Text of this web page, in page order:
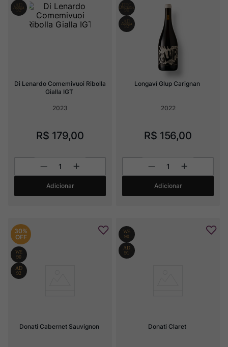
Di Lenardo Comemivuoi Ribolla
Gialla IGT
2023
R$ 179,00
Adicionar
Longaví Glup Carignan
2022
R$ 156,00
Adicionar
30%
OFF
Donati Cabernet Sauvignon Donati Claret